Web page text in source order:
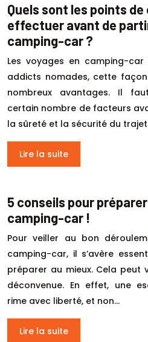
Quels sont les points
effectuer avant de
camping-car ?
Les voyages en camping-
addicts nomades, cette
nombreux avantages. Il
certain nombre de facteurs
la sûreté et la sécurité du
Lire la suite
5 conseils pour
camping-car !
Pour veiller au bon
camping-car, il s’avère
préparer au mieux. Cela peut
déconvenue. En effet, une
rime avec liberté, et non…
Lire la suite